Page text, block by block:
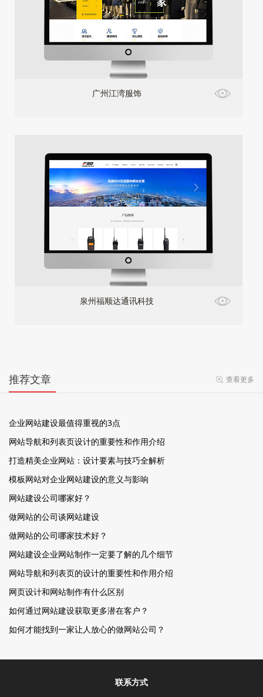
广州江湾服饰
泉州福顺达通讯科技
推荐文章 查看更多
企业网站建设最值得重视的3点
网站导航和列表页设计的重要性和作用介绍
打造精美企业网站：设计要素与技巧全解析
模板网站对企业网站建设的意义与影响
网站建设公司哪家好？
做网站的公司谈网站建设
做网站的公司哪家技术好？
网站建设企业网站制作一定要了解的几个细节
网站导航和列表页的设计的重要性和作用介绍
网页设计和网站制作有什么区别
如何通过网站建设获取更多潜在客户？
如何才能找到一家让人放心的做网站公司？
联系方式